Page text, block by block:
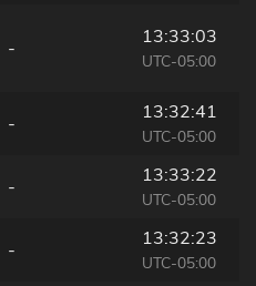
-
13:33:03
UTC-05:00
-
13:32:41
UTC-05:00
-
13:33:22
UTC-05:00
-
13:32:23
UTC-05:00